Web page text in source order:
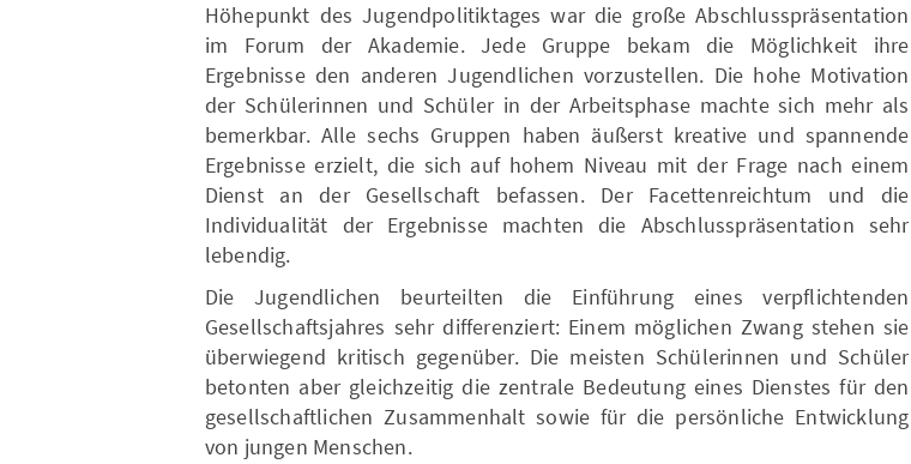
Höhepunkt des Jugendpolitiktages war die große Abschlusspräsentation
im Forum der Akademie. Jede Gruppe bekam die Möglichkeit ihre
Ergebnisse den anderen Jugendlichen vorzustellen. Die hohe Motivation
der Schülerinnen und Schüler in der Arbeitsphase machte sich mehr als
bemerkbar. Alle sechs Gruppen haben äußerst kreative und spannende
Ergebnisse erzielt, die sich auf hohem Niveau mit der Frage nach einem
Dienst an der Gesellschaft befassen. Der Facettenreichtum und die
Individualität der Ergebnisse machten die Abschlusspräsentation sehr
lebendig.
Die Jugendlichen beurteilten die Einführung eines verpflichtenden
Gesellschaftsjahres sehr differenziert: Einem möglichen Zwang stehen sie
überwiegend kritisch gegenüber. Die meisten Schülerinnen und Schüler
betonten aber gleichzeitig die zentrale Bedeutung eines Dienstes für den
gesellschaftlichen Zusammenhalt sowie für die persönliche Entwicklung
von jungen Menschen.